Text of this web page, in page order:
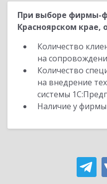
При выборе фирмы-
Красноярском крае,
Количество
на
Количество
на внедрение
системы
Наличие у фирмы